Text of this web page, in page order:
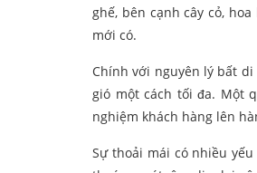
ghế, bên cạnh cây cỏ,
mới có.
Chính với nguyên lý bất
gió một cách tối đa. Một
nghiệm khách hàng lên
Sự thoải mái có nhiều